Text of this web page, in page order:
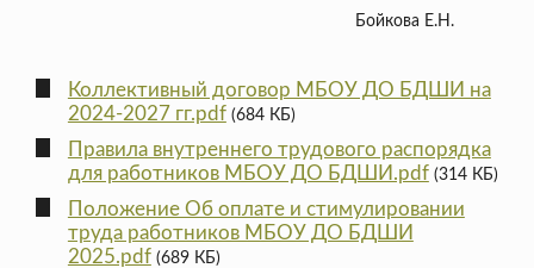
Бойкова Е.Н.
Коллективный договор МБОУ ДО БДШИ на
2024-2027 гг.pdf (684 КБ)
Правила внутреннего трудового распорядка
для работников МБОУ ДО БДШИ.pdf (314 КБ)
Положение Об оплате и стимулировании
труда работников МБОУ ДО БДШИ
2025.pdf (689 КБ)